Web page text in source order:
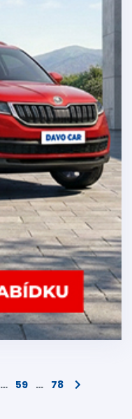
… 59 … 78